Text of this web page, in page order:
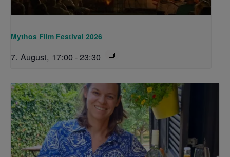
Mythos Film Festival 2026
7. August, 17:00 -23:30